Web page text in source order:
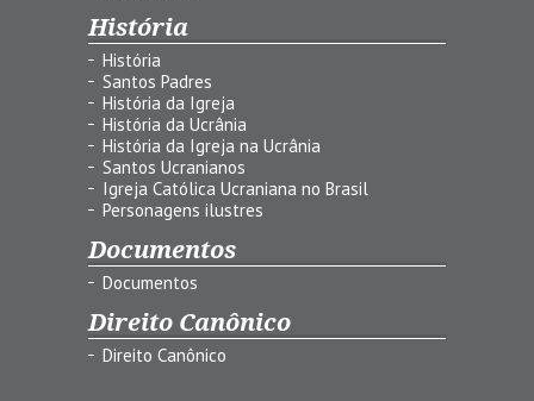
História
História
Santos Padres
História da Igreja
História da Ucrânia
História da Igreja na Ucrânia
Santos Ucranianos
Igreja Católica Ucraniana no Brasil
Personagens ilustres
Documentos
Documentos
Direito Canônico
Direito Canônico